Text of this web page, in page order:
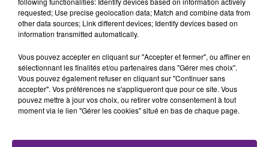
de Chevigny-Saint-Sauveur a
obtenu le label « ville sportive de
2026 » délivré par le comité
régional olympique et sportif
(CROS-BFC).
requested; Use precise geolocation data; Match and combine data from
other data sources; Link different devices; Identify devices based on
information transmitted automatically.
Vous pouvez accepter en cliquant sur "Accepter et fermer", ou affiner en
sélectionnant les finalités et/ou partenaires dans "Gérer mes choix".
Vous pouvez également refuser en cliquant sur "Continuer sans
accepter". Vos préférences ne s'appliqueront que pour ce site. Vous
pouvez mettre à jour vos choix, ou retirer votre consentement à tout
moment via le lien "Gérer les cookies" situé en bas de chaque page.